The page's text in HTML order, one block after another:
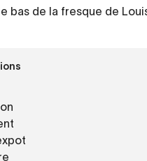
bas de la fresque de